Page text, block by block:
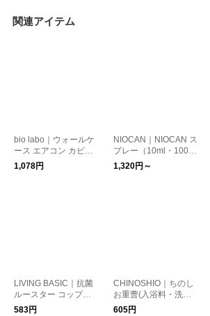
関連アイテム
bio labo｜ウォールケ
ース エアコン カビ防
止・消臭ケース
1,078円
NIOCAN｜NIOCAN ス
プレー（10ml・100m
l・500ml・詰め替え1
000ml）
1,320円～
LIVING BASIC｜抗菌
ルースター コップ・
ボトル洗い 掃除用品
583円
CHINOSHIO｜ちのし
お重曹(入浴料・洗浄
料) 750g
605円